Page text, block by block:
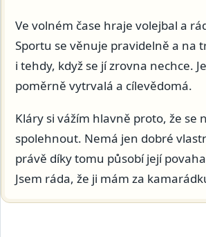
Ve volném čase hraje volejbal a
Sportu se věnuje pravidelně a na
i tehdy, když se jí zrovna nechce.
poměrně vytrvalá a cílevědomá.
Kláry si vážím hlavně proto, že se
spolehnout. Nemá jen dobré
právě díky tomu působí její
Jsem ráda, že ji mám za